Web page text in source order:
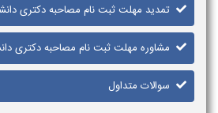
تمدید مهلت ثبت نام مصاحبه دکتری دانشگاه
مشاوره مهلت ثبت نام مصاحبه دکتری دانشگاه
سوالات متداول